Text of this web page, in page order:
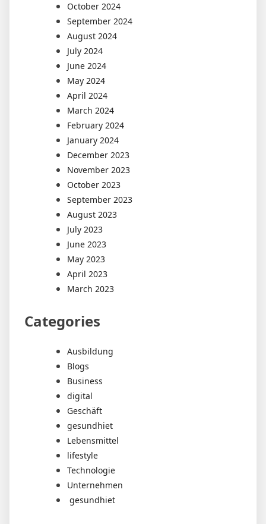
October 2024
September 2024
August 2024
July 2024
June 2024
May 2024
April 2024
March 2024
February 2024
January 2024
December 2023
November 2023
October 2023
September 2023
August 2023
July 2023
June 2023
May 2023
April 2023
March 2023
Categories
Ausbildung
Blogs
Business
digital
Geschäft
gesundhiet
Lebensmittel
lifestyle
Technologie
Unternehmen
gesundhiet